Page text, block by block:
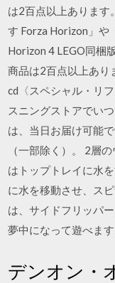
は2百点以上あります
す Forza Horizon」や
Horizon 4 LEGO同梱
商品は2百点以上あり
cd〈スペシャル・リ
スニングストアでい
は、当日お届け可能
（一部除く）。 2層
はトップトレイに水
に水を移動させ、ス
は、サイドフリッパ
夢中になって遊べま
デンオン・